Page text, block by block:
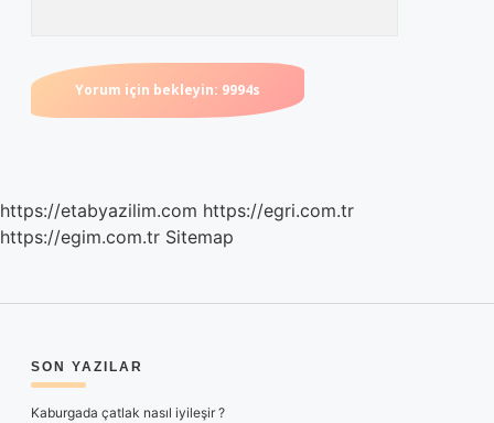
https://etabyazilim.com https://egri.com.tr
https://egim.com.tr Sitemap
SIDEBAR
SON YAZILAR
Kaburgada çatlak nasıl iyileşir ?